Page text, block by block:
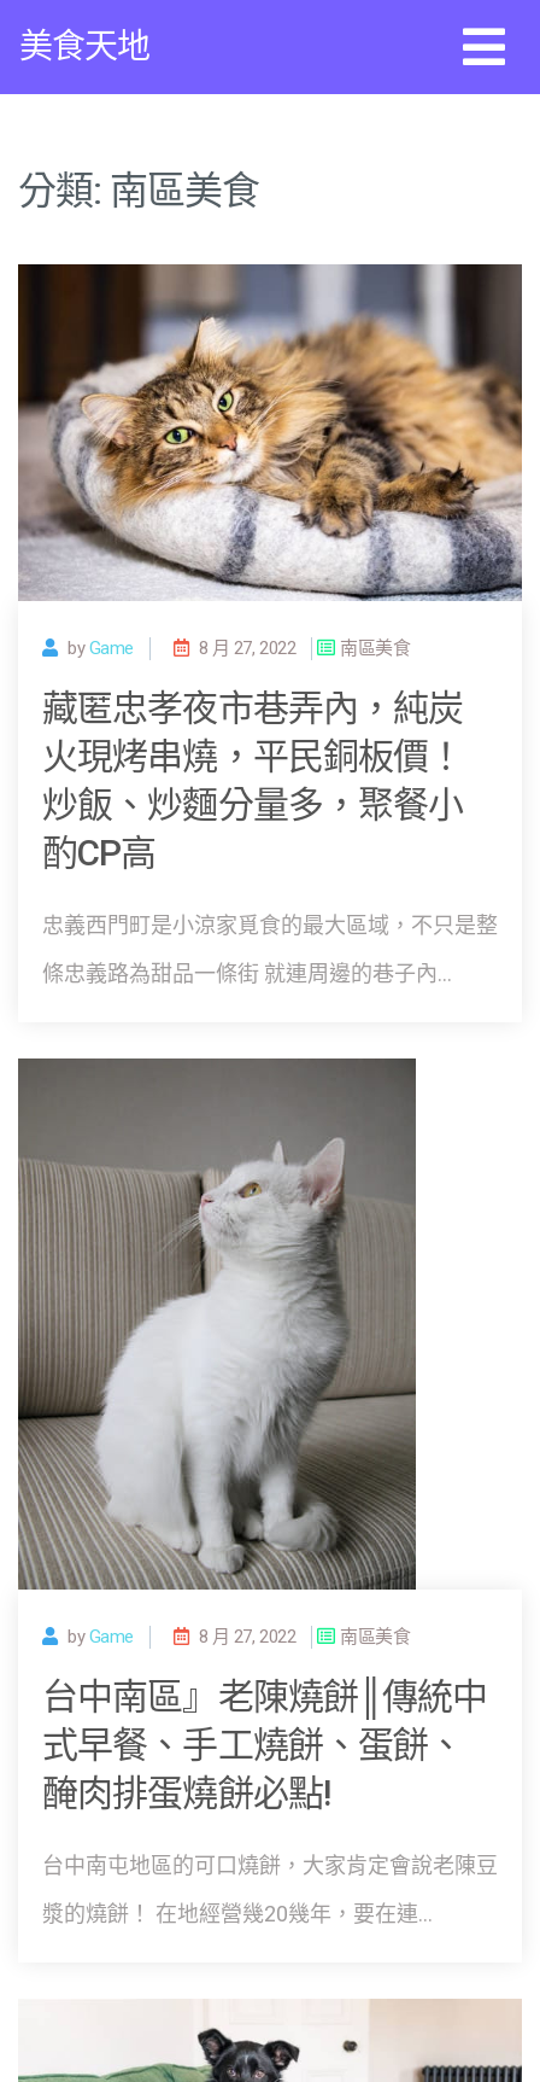
美食天地
分類: 南區美食
byGame 8 月 27, 2022 南區美食
藏匿忠孝夜市巷弄內，純炭
火現烤串燒，平民銅板價！
炒飯、炒麵分量多，聚餐小
酌CP高
忠義西門町是小涼家覓食的最大區域，不只是整
條忠義路為甜品一條街 就連周邊的巷子內...
byGame 8 月 27, 2022 南區美食
台中南區』老陳燒餅║傳統中
式早餐、手工燒餅、蛋餅、
醃肉排蛋燒餅必點!
台中南屯地區的可口燒餅，大家肯定會說老陳豆
漿的燒餅！ 在地經營幾20幾年，要在連...